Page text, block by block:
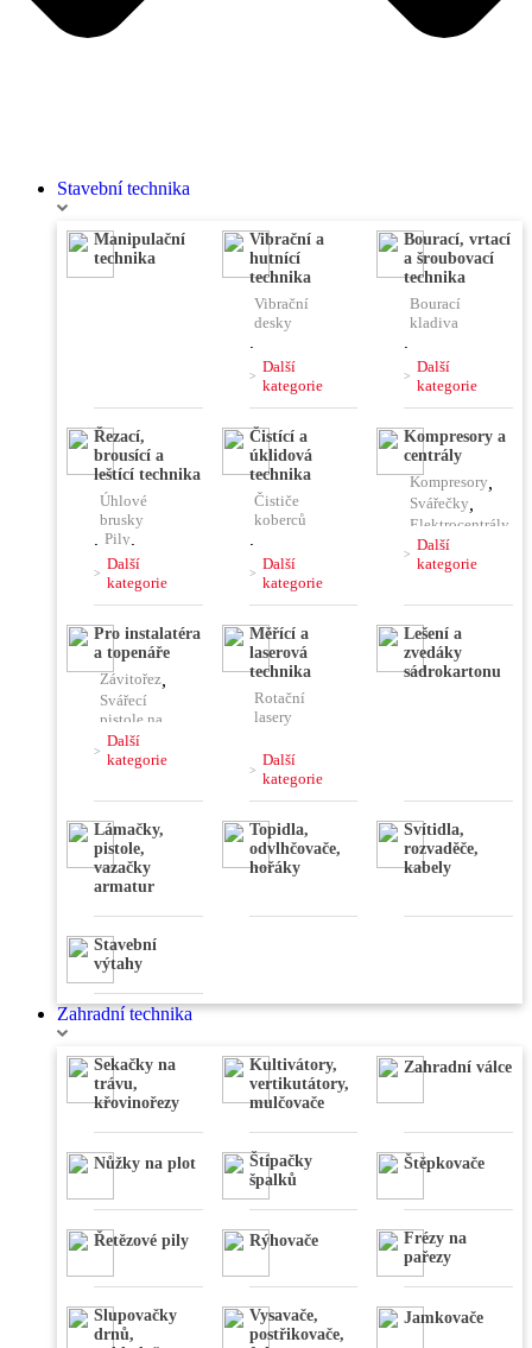
Stavební technika
Manipulační
technika
Vibrační a
hutnící
technika
Vibrační
desky
,
Vibrační
pěchy
Vibrační
lišty
, Čerpadla
Ponorné
vibrátory
Míchačky
Další
kategorie
Bourací, vrtací
a šroubovací
technika
Bourací
kladiva
,
Vrtací
kladiva
kladiva
,
Jádrové
vrtačky
Další
kategorie
Řezací,
brousící a
leštící technika
Úhlové
brusky
, Pily,
Rozbrušovací
pily
Hladičky,
Frézy,
Brusky,
Leštičky,
stříhačky
Další
kategorie
Čistící a
úklidová
technika
Čističe
koberců
,
Stavební
vysavače
podlah
,
Vysokotlaké
čističe
Další
kategorie
Kompresory a
centrály
Kompresory,
Svářečky,
Elektrocentrály
Pájky,
,
Plničky
klimatizace
Další
kategorie
Pro instalatéra
a topenáře
Závitořez,
Svářecí
pistole na
plast
,
kleště
Další
kategorie
Měřící a
laserová
technika
Rotační
lasery
Kombinovaný
laser
,
přístroje
, Váhy,
Úhloměry
Dálkoměry,
Další
kategorie
Lešení a
zvedáky
sádrokartonu
Lámačky,
pistole,
vazačky
armatur
Topidla,
odvlhčovače,
hořáky
Svítidla,
rozvaděče,
kabely
Stavební
výtahy
Zahradní technika
Sekačky na
trávu,
křovinořezy
Kultivátory,
vertikutátory,
mulčovače
Zahradní válce
Nůžky na plot
Štípačky
špalků
Štěpkovače
Řetězové pily Rýhovače
Frézy na
pařezy
Slupovačky
drnů,
Vysavače,
postřikovače,
Jamkovače